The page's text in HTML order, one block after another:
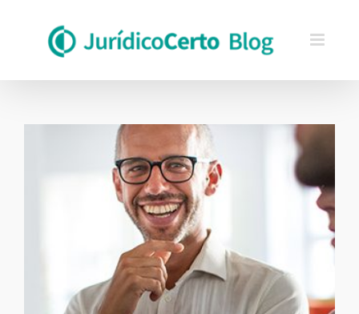
content